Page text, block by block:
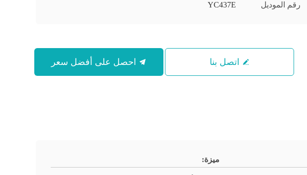
رقم الموديل YC437E
اتصل بنا
ميزة: